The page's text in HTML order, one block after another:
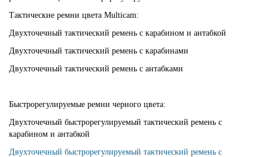
Тактические ремни цвета Multicam:
Двухточечный тактический ремень с карабином и антабкой
Двухточечный тактический ремень с карабинами
Двухточечный тактический ремень с антабками
Быстрорегулируемые ремни черного цвета:
Двухточечный быстрорегулируемый тактический ремень с
карабином и антабкой
Двухточечный быстрорегулируемый тактический ремень с